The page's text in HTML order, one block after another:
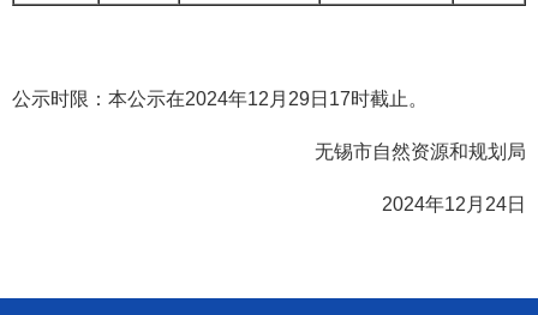
公示时限：本公示在2024年12月29日17时截止。
无锡市自然资源和规划局
2024年12月24日